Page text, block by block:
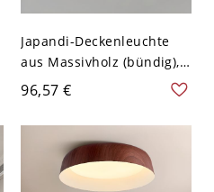
Japandi-Deckenleuchte
aus Massivholz (bündig),
cremefarbener Pilzschirm
aus Glas mit
Messingakzenten,
minimalistisches Design
für Flur, Schlafzimmer
oder Eingangsbereich -
96,57 €